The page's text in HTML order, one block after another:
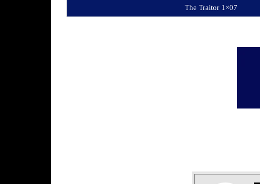
The Traitor 1×07